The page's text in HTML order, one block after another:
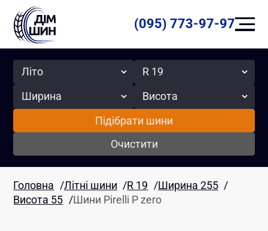
(095) 773-97-97
Сезон Радіус
Ширина Висота
Підібрати шини
Очистити
Головна /Літні шини /R 19 /Ширина 255 /
Висота 55 /Шини Pirelli P zero